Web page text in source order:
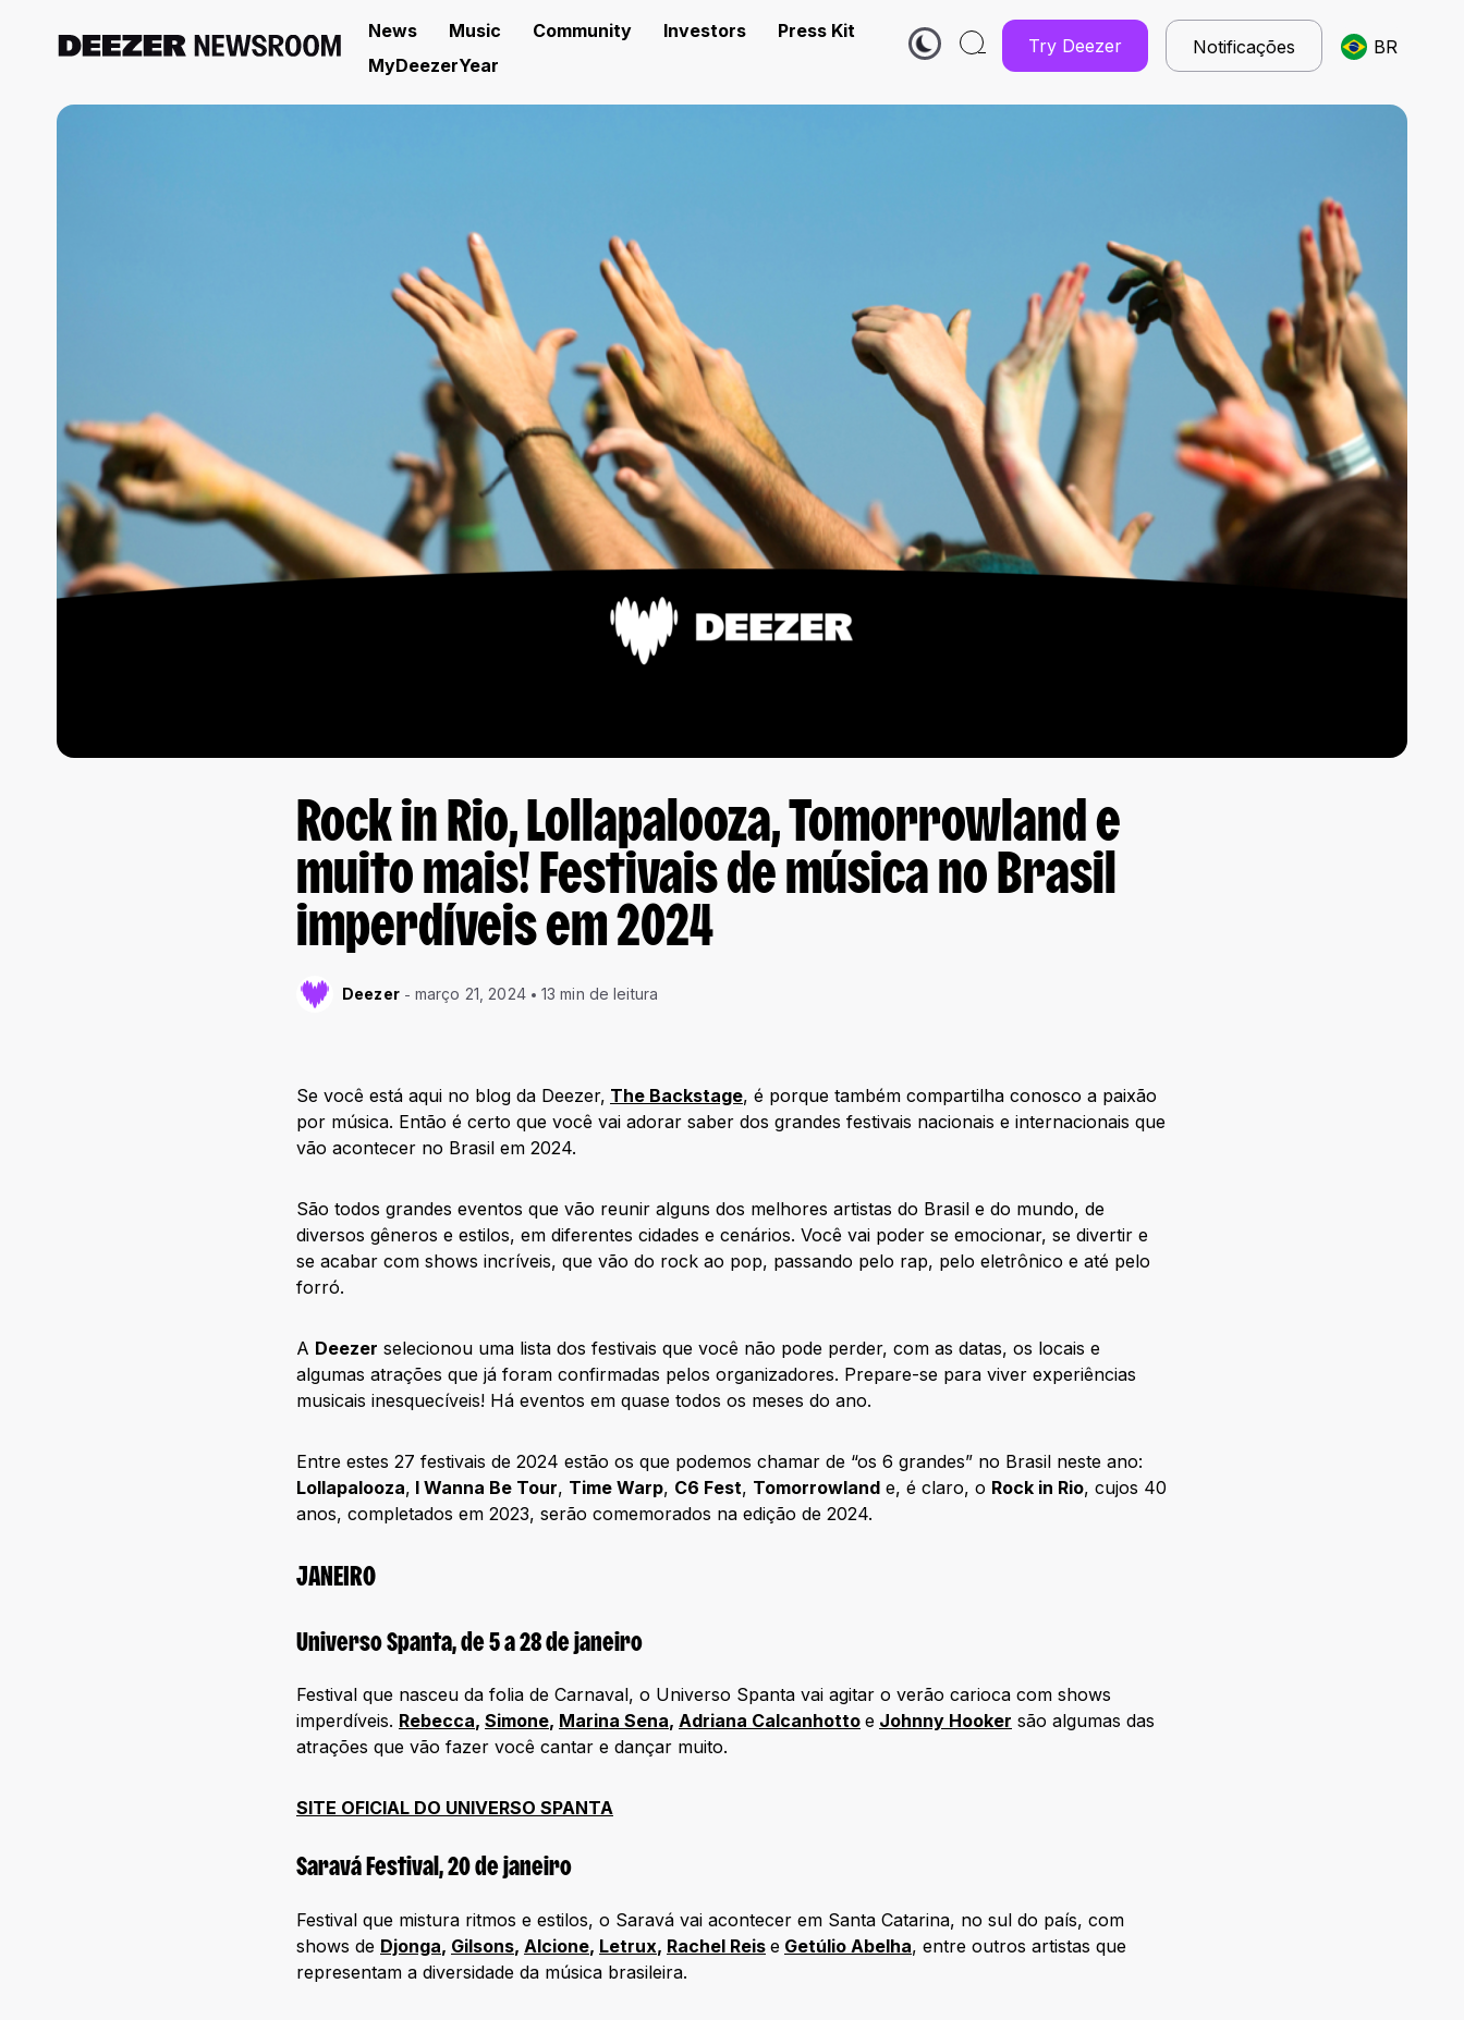
News Music Community Investors
Press Kit
MyDeezerYear
Try Deezer Notificações BR
Rock in Rio, Lollapalooza, Tomorrowland e
muito mais! Festivais de música no Brasil
imperdíveis em 2024
Deezer março 21, 2024 13 min de leitura
Se você está aqui no blog da Deezer, The Backstage, é porque também compartilha conosco a paixão
por música. Então é certo que você vai adorar saber dos grandes festivais nacionais e internacionais que
vão acontecer no Brasil em 2024.
São todos grandes eventos que vão reunir alguns dos melhores artistas do Brasil e do mundo, de
diversos gêneros e estilos, em diferentes cidades e cenários. Você vai poder se emocionar, se divertir e
se acabar com shows incríveis, que vão do rock ao pop, passando pelo rap, pelo eletrônico e até pelo
forró.
A Deezer selecionou uma lista dos festivais que você não pode perder, com as datas, os locais e
algumas atrações que já foram confirmadas pelos organizadores. Prepare-se para viver experiências
musicais inesquecíveis! Há eventos em quase todos os meses do ano.
Entre estes 27 festivais de 2024 estão os que podemos chamar de “os 6 grandes” no Brasil neste ano:
Lollapalooza, I Wanna Be Tour, Time Warp, C6 Fest, Tomorrowland e, é claro, o Rock in Rio, cujos 40
anos, completados em 2023, serão comemorados na edição de 2024.
JANEIRO
Universo Spanta, de 5 a 28 de janeiro
Festival que nasceu da folia de Carnaval, o Universo Spanta vai agitar o verão carioca com shows
imperdíveis. Rebecca, Simone, Marina Sena, Adriana Calcanhotto e Johnny Hooker são algumas das
atrações que vão fazer você cantar e dançar muito.
SITE OFICIAL DO UNIVERSO SPANTA
Saravá Festival, 20 de janeiro
Festival que mistura ritmos e estilos, o Saravá vai acontecer em Santa Catarina, no sul do país, com
shows de Djonga, Gilsons, Alcione, Letrux, Rachel Reis e Getúlio Abelha, entre outros artistas que
representam a diversidade da música brasileira.